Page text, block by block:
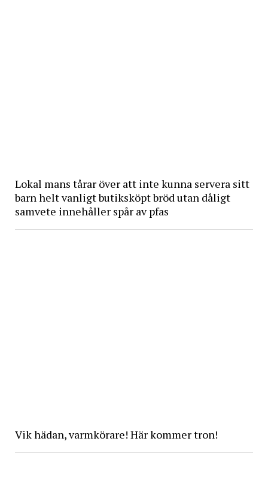
Lokal mans tårar över att inte kunna servera sitt
barn helt vanligt butiksköpt bröd utan dåligt
samvete innehåller spår av pfas
Vik hädan, varmkörare! Här kommer tron!